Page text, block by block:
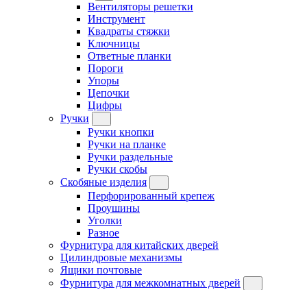
Вентиляторы решетки
Инструмент
Квадраты стяжки
Ключницы
Ответные планки
Пороги
Упоры
Цепочки
Цифры
Ручки
Ручки кнопки
Ручки на планке
Ручки раздельные
Ручки скобы
Скобяные изделия
Перфорированный крепеж
Проушины
Уголки
Разное
Фурнитура для китайских дверей
Цилиндровые механизмы
Ящики почтовые
Фурнитура для межкомнатных дверей